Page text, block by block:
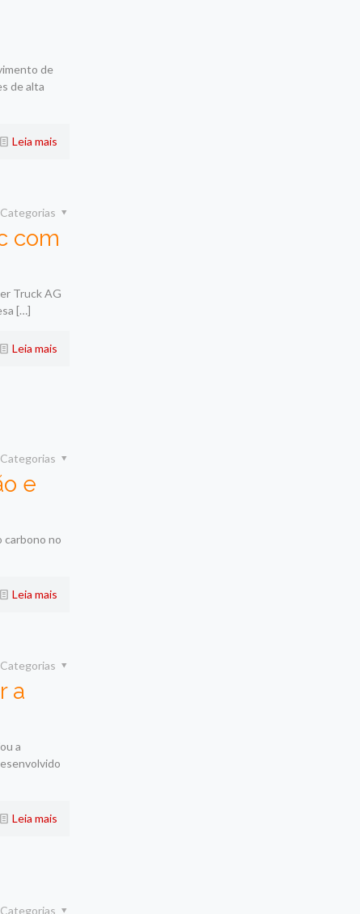
de
de alta
Leia mais
Categorias
com
Truck AG
[…]
Leia mais
Categorias
e
carbono no
Leia mais
Categorias
a
a
Leia mais
Categorias